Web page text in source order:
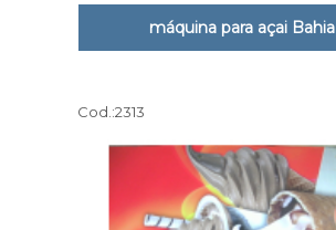
máquina para açai Bahia
Cod.:2313